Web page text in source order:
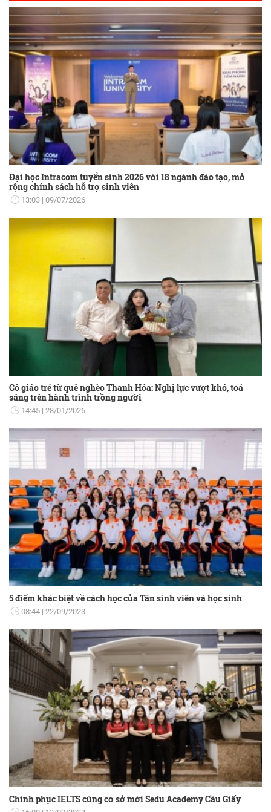
Đại học Intracom tuyển sinh 2026 với 18 ngành đào tạo, mở
rộng chính sách hỗ trợ sinh viên
13:03 09/07/2026
Cô giáo trẻ từ quê nghèo Thanh Hóa: Nghị lực vượt khó, toả
sáng trên hành trình trồng người
14:45 28/01/2026
5 điểm khác biệt về cách học của Tân sinh viên và học sinh
08:44 22/09/2023
Chinh phục IELTS cùng cơ sở mới Sedu Academy Cầu Giấy